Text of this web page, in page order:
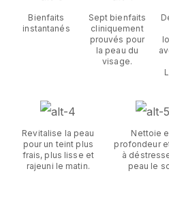
Bienfaits
instantanés
Sept bienfaits
cliniquement
prouvés pour
la peau du
visage.
Revitalise la peau
pour un teint plus
frais, plus lisse et
rajeuni le matin.
Nettoie
profondeur
à
peau le